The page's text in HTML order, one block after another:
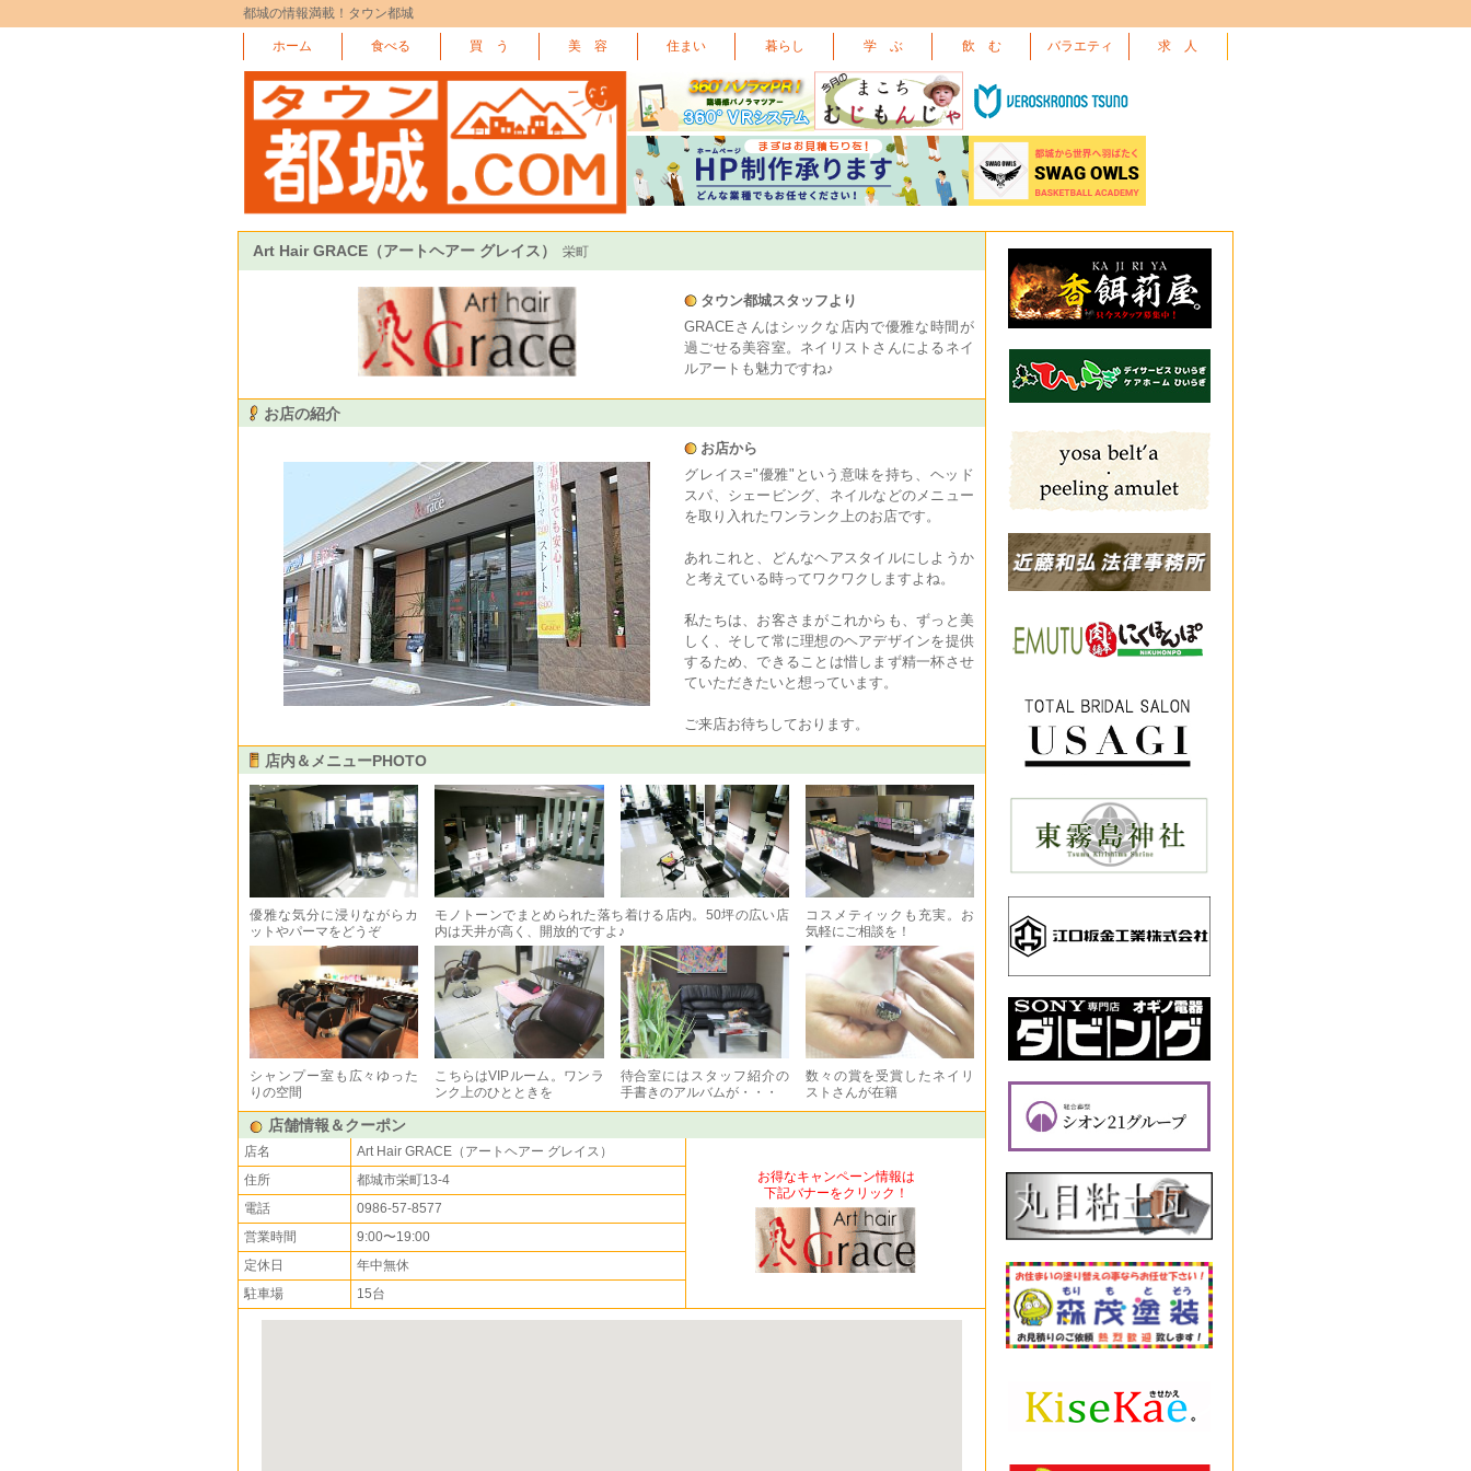
都城の情報満載！タウン都城
ホーム 食べる 買 う 美 容 住まい 暮らし 学 ぶ 飲 む バラエティ 求 人
Art Hair GRACE（アートヘアー グレイス） 栄町
タウン都城スタッフより
GRACEさんはシックな店内で優雅な時間が
過ごせる美容室。ネイリストさんによるネイ
ルアートも魅力ですね♪
お店の紹介
お店から
グレイス="優雅"という意味を持ち、ヘッド
スパ、シェービング、ネイルなどのメニュー
を取り入れたワンランク上のお店です。
あれこれと、どんなヘアスタイルにしようか
と考えている時ってワクワクしますよね。
私たちは、お客さまがこれからも、ずっと美
しく、そして常に理想のヘアデザインを提供
するため、できることは惜しまず精一杯させ
ていただきたいと想っています。
ご来店お待ちしております。
店内＆メニューPHOTO
優雅な気分に浸りながらカ
ットやパーマをどうぞ
モノトーンでまとめられた落ち着ける店内。50坪の広い店
内は天井が高く、開放的ですよ♪
コスメティックも充実。お
気軽にご相談を！
シャンプー室も広々ゆった
りの空間
こちらはVIPルーム。ワンラ
ンク上のひとときを
待合室にはスタッフ紹介の
手書きのアルバムが・・・
数々の賞を受賞したネイリ
ストさんが在籍
店舗情報＆クーポン
店名
Art Hair GRACE（アートヘアー グレイス）
住所
都城市栄町13-4
電話
0986-57-8577
営業時間
9:00〜19:00
定休日
年中無休
駐車場
15台
お得なキャンペーン情報は
下記バナーをクリック！